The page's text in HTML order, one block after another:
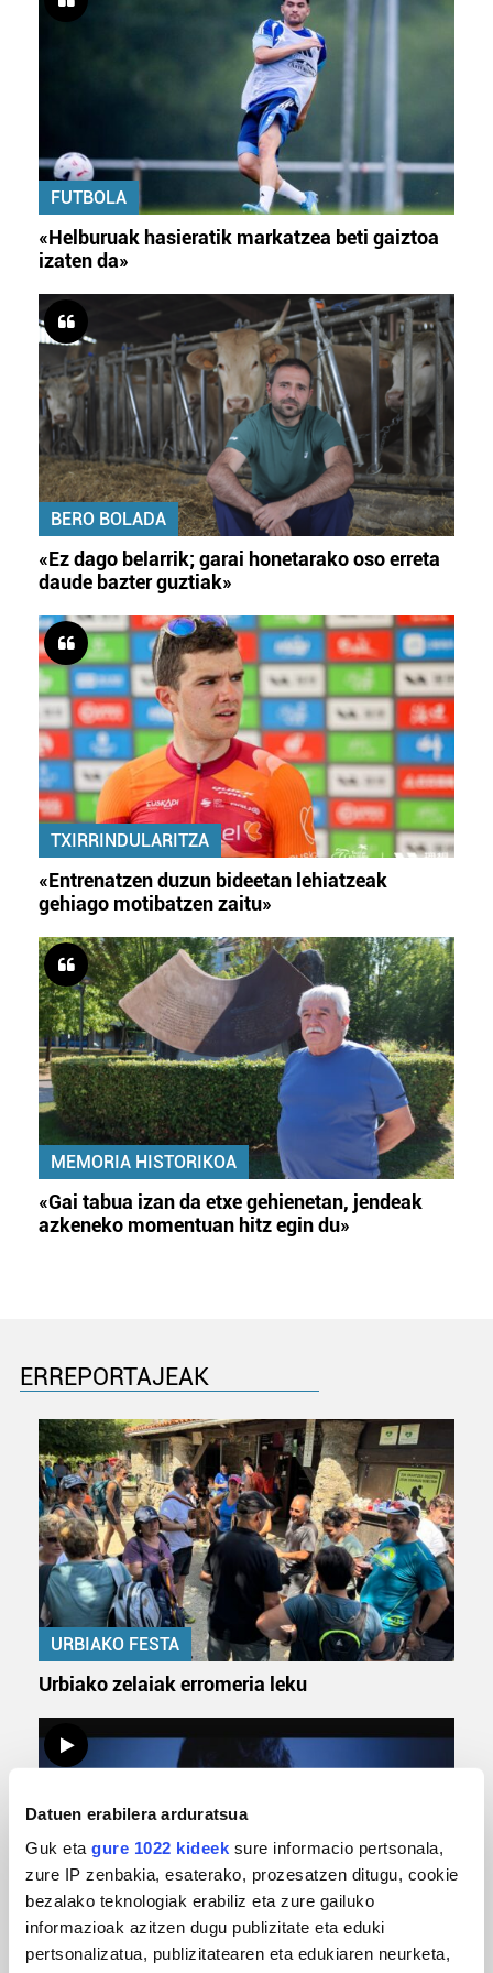
Datuen erabilera arduratsua
Guk eta gure 1022 kideek sure informacio pertsonala,
zure IP zenbakia, esaterako, prozesatzen ditugu, cookie
bezalako teknologiak erabiliz eta zure gailuko
informazioak azitzen dugu publizitate eta eduki
pertsonalizatua, publizitatearen eta edukiaren neurketa,
FUTBOLA
«Helburuak hasieratik markatzea beti gaiztoa
izaten da»
BERO BOLADA
«Ez dago belarrik; garai honetarako oso erreta
daude bazter guztiak»
TXIRRINDULARITZA
«Entrenatzen duzun bideetan lehiatzeak
gehiago motibatzen zaitu»
MEMORIA HISTORIKOA
«Gai tabua izan da etxe gehienetan, jendeak
azkeneko momentuan hitz egin du»
ERREPORTAJEAK
URBIAKO FESTA
Urbiako zelaiak erromeria leku
MUSIKA